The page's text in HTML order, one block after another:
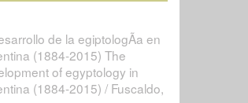
de la egiptologÃ­a en
(1884-2015) The
of egyptology in
(1884-2015) / Fuscaldo,